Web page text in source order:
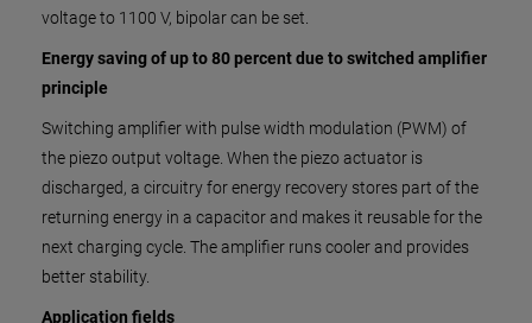
voltage to 1100 V, bipolar can be set.
Energy saving of up to 80 percent due to switched amplifier
principle
Switching amplifier with pulse width modulation (PWM) of
the piezo output voltage. When the piezo actuator is
discharged, a circuitry for energy recovery stores part of the
returning energy in a capacitor and makes it reusable for the
next charging cycle. The amplifier runs cooler and provides
better stability.
Application fields